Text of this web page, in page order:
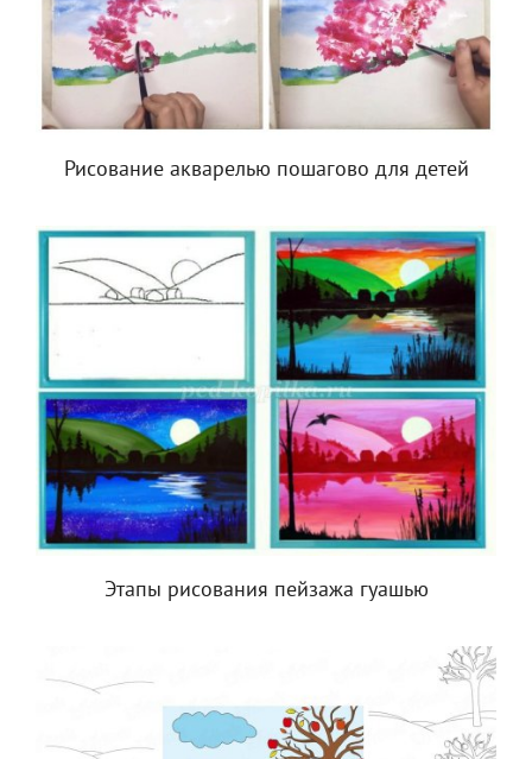
Рисование акварелью пошагово для детей
Этапы рисования пейзажа гуашью